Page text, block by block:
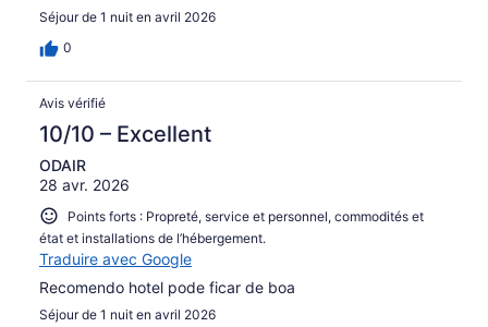
Séjour de 1 nuit en avril 2026
0
Avis vérifié
10/10 – Excellent
ODAIR
28 avr. 2026
Points forts : Propreté, service et personnel, commodités et
état et installations de l’hébergement.
Traduire avec Google
Recomendo hotel pode ficar de boa
Séjour de 1 nuit en avril 2026